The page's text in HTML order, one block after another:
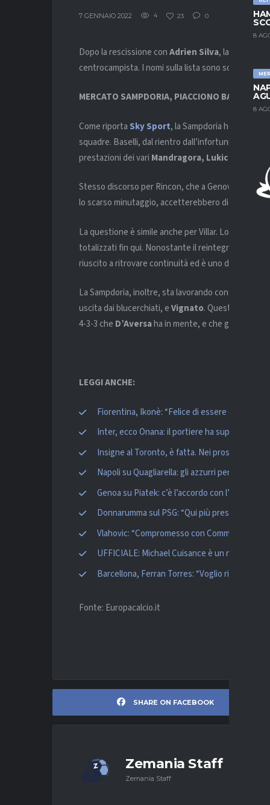
8
8
7 GENNAIO 2022 4 23 0
Dopo la rescissione conAdrien Silva, la
centrocampista. I nomi sulla lista sono soprattutto
MERCATO SAMPDORIA, PIACCIONO BASELLI,
Come riportaSky Sport, la Sampdoria ha
squadre. Baselli, dal rientro dall’infortunio, è stato
prestazioni dei vari Mandragora, Lukic e
Stesso discorso per Rincon, che a Genova ha già
lo scarso minutaggio, accetterebbero di buon
La questione è simile anche per Villar. Lo spagnolo
totalizzati fin qui. Nonostante il reintegro dopo la
riuscito a ritrovare continuità ed è uno degli esuberi
La Sampdoria, inoltre, sta lavorando con il
uscita dai blucerchiati, eVignato. Quest’ultimo è
4-3-3 che D’Aversaha in mente, e che gli ha
LEGGI ANCHE:
Fiorentina, Ikonè: “Felice di essere qui. Il club
Inter, ecco Onana: il portiere ha superato le
Insigne al Toronto, è fatta. Nei prossimi giorni
Napoli su Quagliarella: gli azzurri pensano al
Genoa su Piatek: c’è l’accordo con l’Hertha
Donnarumma sul PSG: “Qui più pressione
Vlahovic: “Compromesso con Commisso? Mai
UFFICIALE: Michael Cuisance è un nuovo
Barcellona, Ferran Torres: “Voglio riportare
Fonte: Europacalcio.it
SHARE ON FACEBOOK
Zemania Staff
Zemania Staff